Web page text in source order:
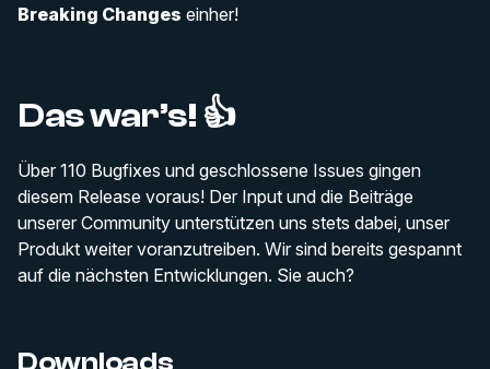
Breaking Changes einher!
Das war’s! 👍
Über 110 Bugfixes und geschlossene Issues gingen
diesem Release voraus! Der Input und die Beiträge
unserer Community unterstützen uns stets dabei, unser
Produkt weiter voranzutreiben. Wir sind bereits gespannt
auf die nächsten Entwicklungen. Sie auch?